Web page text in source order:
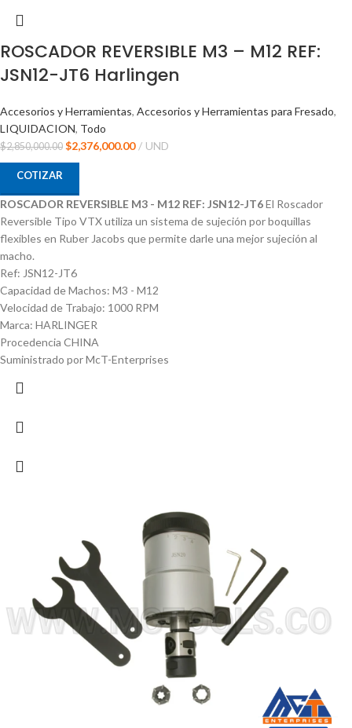
ROSCADOR REVERSIBLE M3 – M12 REF:
JSN12-JT6 Harlingen
Accesorios y Herramientas, Accesorios y Herramientas para Fresado,
LIQUIDACION, Todo
$2,850,000.00 $2,376,000.00 UND
COTIZAR
ROSCADOR REVERSIBLE M3 - M12 REF: JSN12-JT6El Roscador
Reversible Tipo VTX utiliza un sistema de sujeción por boquillas
flexibles en Ruber Jacobs que permite darle una mejor sujeción al
macho.
Ref: JSN12-JT6
Capacidad de Machos: M3 - M12
Velocidad de Trabajo: 1000 RPM
Marca: HARLINGER
Procedencia CHINA
Suministrado por McT-Enterprises